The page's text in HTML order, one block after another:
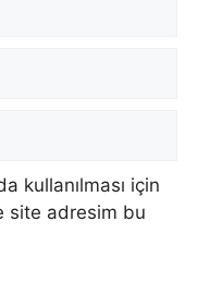
kullanılması için
site adresim bu